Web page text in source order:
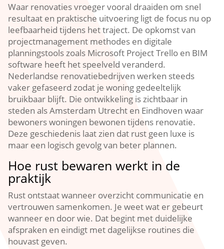
Waar renovaties vroeger vooral draaiden om snel
resultaat en praktische uitvoering ligt de focus nu op
leefbaarheid tijdens het traject.​ De opkomst van
projectmanagement methodes en digitale
planningstools zoals Microsoft Project Trello en BIM
software heeft het speelveld veranderd.​
Nederlandse renovatiebedrijven werken steeds
vaker gefaseerd zodat je woning gedeeltelijk
bruikbaar blijft.​ Die ontwikkeling is zichtbaar in
steden als Amsterdam Utrecht en Eindhoven waar
bewoners woningen bewonen tijdens renovatie.​
Deze geschiedenis laat zien dat rust geen luxe is
maar een logisch gevolg van beter plannen.​
Hoe rust bewaren werkt in de
praktijk
Rust ontstaat wanneer overzicht communicatie en
vertrouwen samenkomen.​ Je weet wat er gebeurt
wanneer en door wie.​ Dat begint met duidelijke
afspraken en eindigt met dagelijkse routines die
houvast geven.​